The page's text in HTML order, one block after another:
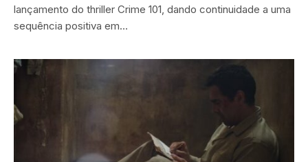
lançamento do thriller Crime 101, dando continuidade a uma
sequência positiva em…